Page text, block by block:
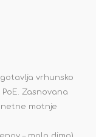
vrhunsko
Zasnovana
motnje